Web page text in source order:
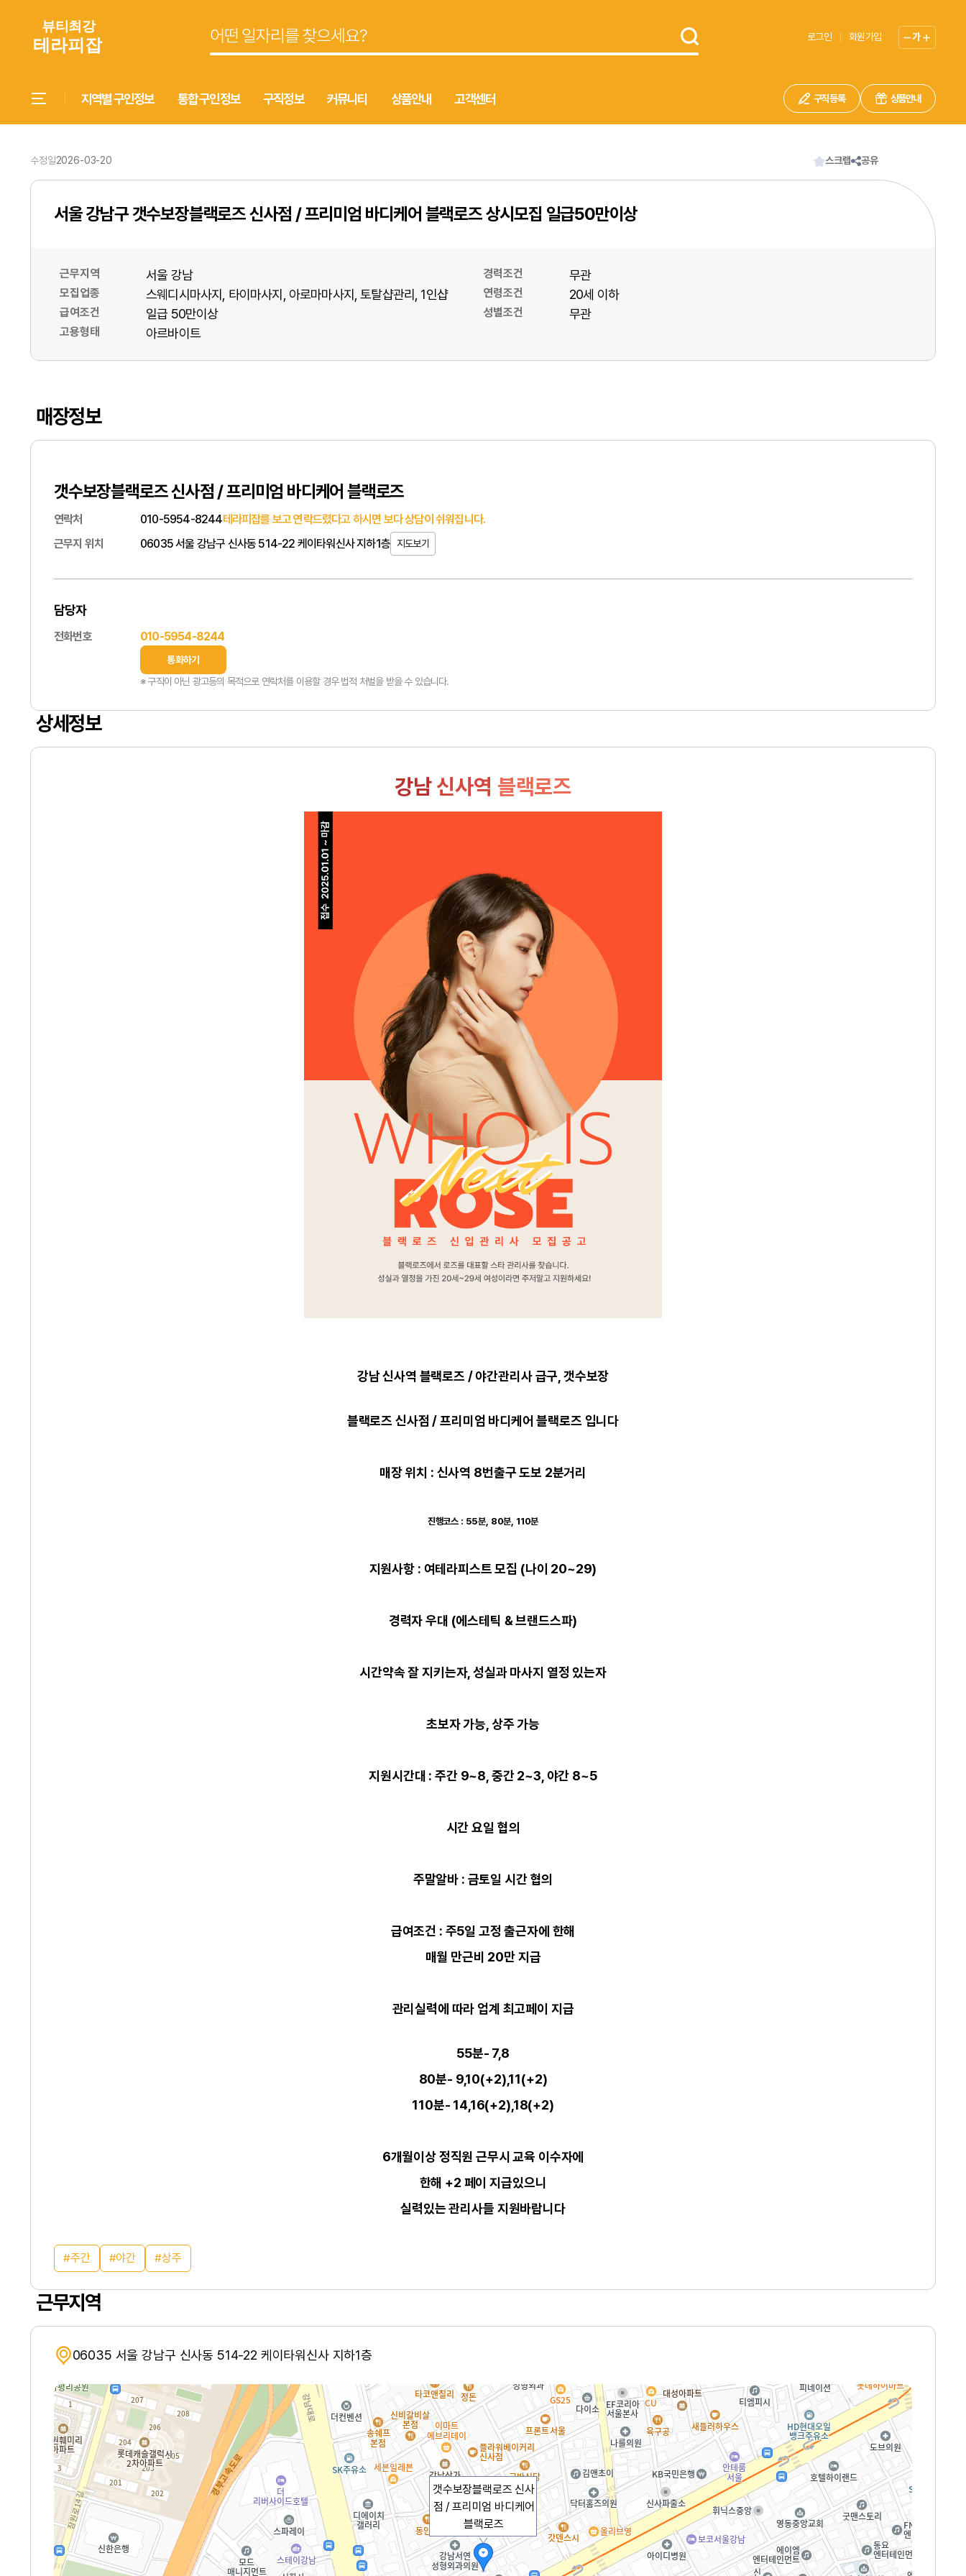
로그인 회원가입 가
지역별 구인정보 통합 구인정보 구직정보 커뮤니티 상품안내 고객센터 구직 등록 상품안내
수정일2026-03-20 스크랩 공유
서울 강남구 갯수보장블랙로즈 신사점 / 프리미엄 바디케어 블랙로즈 상시모집 일급50만이상
근무지역 서울 강남
모집업종 스웨디시마사지 타이마사지 아로마마사지 토탈샵관리 1인샵
급여조건 일급 50만이상
고용형태 아르바이트
경력조건 무관
연령조건 20세 이하
성별조건 무관
매장정보
갯수보장블랙로즈 신사점 / 프리미엄 바디케어 블랙로즈
연락처 010-5954-8244테라피잡를 보고 연락드렸다고 하시면 보다 상담이 쉬워집니다.
근무지 위치
06035 서울 강남구 신사동 514-22 케이타워신사 지하1층 지도보기
담당자
전화번호 010-5954-8244
통화하기
※ 구직이 아닌 광고등의 목적으로 연락처를 이용할 경우 법적 처벌을 받을 수 있습니다.
상세정보
강남 신사역 블랙로즈
강남 신사역 블랙로즈 / 야간관리사 급구, 갯수보장
블랙로즈 신사점 / 프리미엄 바디케어 블랙로즈 입니다
매장 위치 : 신사역 8번출구 도보 2분거리
진행코스 : 55분, 80분, 110분
지원사항 : 여테라피스트 모집 (나이 20~29)
경력자 우대 (에스테틱 & 브랜드스파)
시간약속 잘 지키는자, 성실과 마사지 열정 있는자
초보자 가능, 상주 가능
지원시간대 : 주간 9~8, 중간 2~3, 야간 8~5
시간 요일 협의
주말알바 : 금토일 시간 협의
급여조건 : 주5일 고정 출근자에 한해
매월 만근비 20만 지급
관리실력에 따라 업계 최고페이 지급
55분- 7,8
80분- 9,10(+2),11(+2)
110분- 14,16(+2),18(+2)
6개월이상 정직원 근무시 교육 이수자에
한해 +2 페이 지급있으니
실력있는 관리사들 지원바랍니다
주간 야간 상주
근무지역
06035 서울 강남구 신사동 514-22 케이타워신사 지하1층
갯수보장블랙로즈 신사
점 / 프리미엄 바디케어
블랙로즈